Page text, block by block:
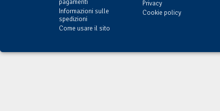
pagamenti
Informazioni sulle
spedizioni
Come usare il sito
Privacy
Cookie policy